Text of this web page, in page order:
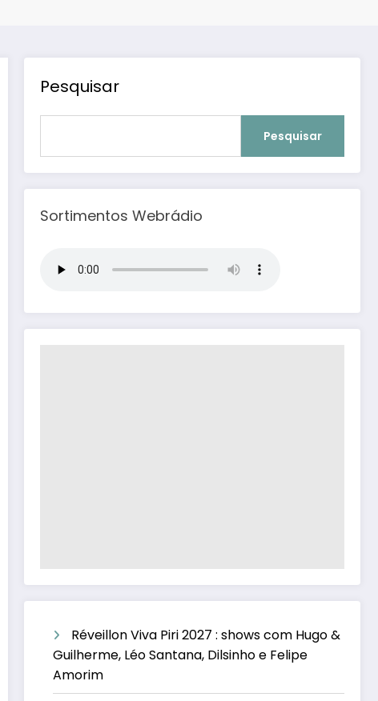
Pesquisar
Pesquisar
Sortimentos Webrádio
Réveillon Viva Piri 2027 : shows com Hugo &
Guilherme, Léo Santana, Dilsinho e Felipe
Amorim